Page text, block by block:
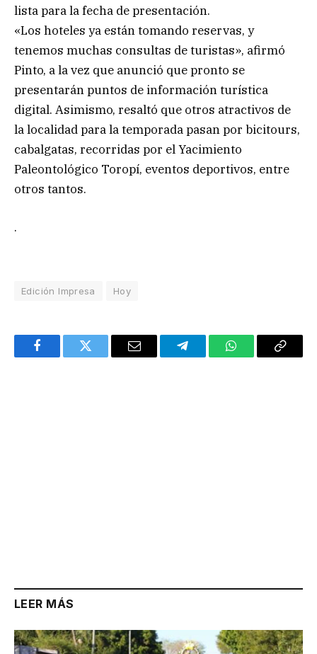
lista para la fecha de presentación.
«Los hoteles ya están tomando reservas, y
tenemos muchas consultas de turistas», afirmó
Pinto, a la vez que anunció que pronto se
presentarán puntos de información turística
digital. Asimismo, resaltó que otros atractivos de
la localidad para la temporada pasan por bicitours,
cabalgatas, recorridas por el Yacimiento
Paleontológico Toropí, eventos deportivos, entre
otros tantos.
.
Edición Impresa Hoy
FacebookTwitter Email TelegramWhatsAppCopy
LEER MÁS